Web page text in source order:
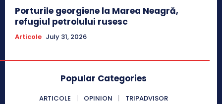
Porturile georgiene la Marea Neagră,
refugiul petrolului rusesc
Articole July 31, 2026
Popular Categories
ARTICOLE OPINION TRIPADVISOR